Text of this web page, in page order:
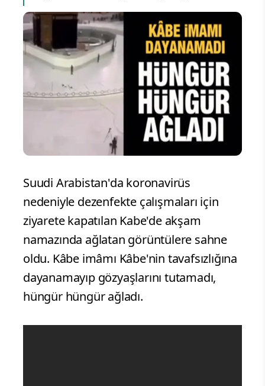
Suudi Arabistan'da koronavirüs
nedeniyle dezenfekte çalışmaları için
ziyarete kapatılan Kabe'de akşam
namazında ağlatan görüntülere sahne
oldu. Kâbe imâmı Kâbe'nin tavafsızlığına
dayanamayıp gözyaşlarını tutamadı,
hüngür hüngür ağladı.